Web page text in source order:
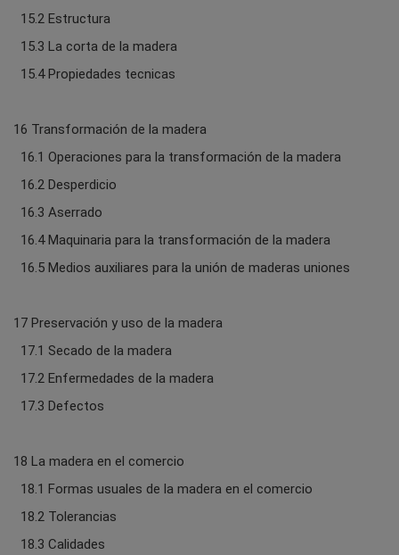
15.2 Estructura
15.3 La corta de la madera
15.4 Propiedades tecnicas
16 Transformación de la madera
16.1 Operaciones para la transformación de la madera
16.2 Desperdicio
16.3 Aserrado
16.4 Maquinaria para la transformación de la madera
16.5 Medios auxiliares para la unión de maderas uniones
17 Preservación y uso de la madera
17.1 Secado de la madera
17.2 Enfermedades de la madera
17.3 Defectos
18 La madera en el comercio
18.1 Formas usuales de la madera en el comercio
18.2 Tolerancias
18.3 Calidades